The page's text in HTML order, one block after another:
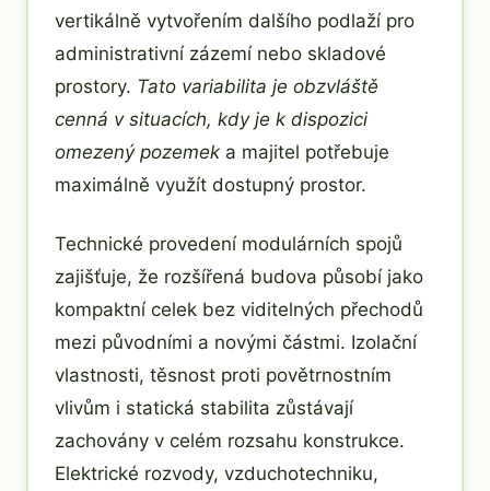
vertikálně vytvořením dalšího podlaží pro
administrativní zázemí nebo skladové
prostory. Tato variabilita je obzvláště
cenná v situacích, kdy je k dispozici
omezený pozemek a majitel potřebuje
maximálně využít dostupný prostor.
Technické provedení modulárních spojů
zajišťuje, že rozšířená budova působí jako
kompaktní celek bez viditelných přechodů
mezi původními a novými částmi. Izolační
vlastnosti, těsnost proti povětrnostním
vlivům i statická stabilita zůstávají
zachovány v celém rozsahu konstrukce.
Elektrické rozvody, vzduchotechniku,